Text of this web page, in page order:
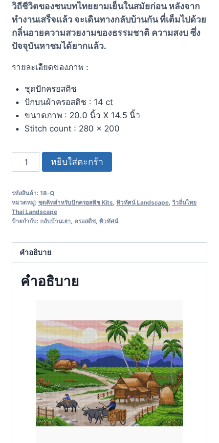
วิถีชีวิตของชนบทไทยยามเย็นในสมัยก่อน หลังจาก
ทำงานเสร็จแล้ว จะเดินทางกลับบ้านกัน ที่เต็มไปด้วย
กลิ่นอายความสวยงามของธรรมชาติ ความสงบ ซึ่ง
ปัจจุบันหาชมได้ยากแล้ว.
รายละเอียดของภาพ :
ชุดปักครอสติช
ปักบนผ้าครอสติช : 14 ct
ขนาดภาพ : 20.0 นิ้ว X 14.5 นิ้ว
Stitch count : 280 x 200
หยิบใส่ตะกร้า
รหัสสินค้า: 18-Q
หมวดหมู่: ชุดคิทสำหรับปักครอสติช Kits ทิวทัศน์ Landscape วิวถิ่นไทย
Thai Landscape
ป้ายกำกับ: กลับบ้านเฮา ครอสติช ทิวทัศน์
คำอธิบาย
คำอธิบาย